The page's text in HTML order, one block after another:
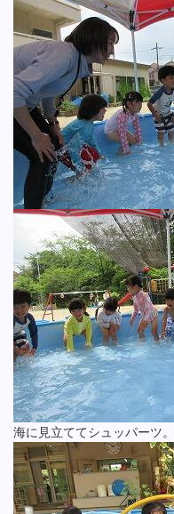
海に見立ててシュッパーツ。